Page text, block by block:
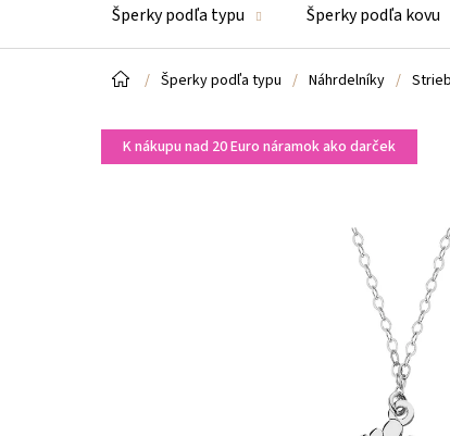
Šperky podľa typu Šperky podľa kovu
Domov
/ Šperky podľa typu / Náhrdelníky /
K nákupu nad 20 Euro náramok ako darček